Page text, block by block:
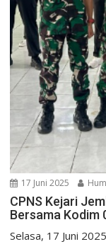
17 Juni 2025
CPNS Kejari
Bersama Kodim
Selasa, 17 Juni